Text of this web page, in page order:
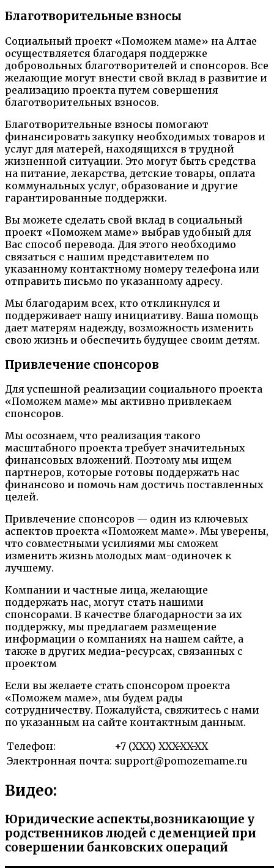
Благотворительные взносы
Социальный проект «Поможем маме» на Алтае
осуществляется благодаря поддержке
добровольных благотворителей и спонсоров. Все
желающие могут внести свой вклад в развитие и
реализацию проекта путем совершения
благотворительных взносов.
Благотворительные взносы помогают
финансировать закупку необходимых товаров и
услуг для матерей, находящихся в трудной
жизненной ситуации. Это могут быть средства
на питание, лекарства, детские товары, оплата
коммунальных услуг, образование и другие
гарантированные поддержки.
Вы можете сделать свой вклад в социальный
проект «Поможем маме» выбрав удобный для
Вас способ перевода. Для этого необходимо
связаться с нашим представителем по
указанному контактному номеру телефона или
отправить письмо по указанному адресу.
Мы благодарим всех, кто откликнулся и
поддерживает нашу инициативу. Ваша помощь
дает матерям надежду, возможность изменить
свою жизнь и обеспечить будущее своим детям.
Привлечение спонсоров
Для успешной реализации социального проекта
«Поможем маме» мы активно привлекаем
спонсоров.
Мы осознаем, что реализация такого
масштабного проекта требует значительных
финансовых вложений. Поэтому мы ищем
партнеров, которые готовы поддержать нас
финансово и помочь нам достичь поставленных
целей.
Привлечение спонсоров — один из ключевых
аспектов проекта «Поможем маме». Мы уверены,
что совместными усилиями мы сможем
изменить жизнь молодых мам-одиночек к
лучшему.
Компании и частные лица, желающие
поддержать нас, могут стать нашими
спонсорами. В качестве благодарности за их
поддержку, мы предлагаем размещение
информации о компаниях на нашем сайте, а
также в других медиа-ресурсах, связанных с
проектом
Если вы желаете стать спонсором проекта
«Поможем маме», мы будем рады
сотрудничеству. Пожалуйста, свяжитесь с нами
по указанным на сайте контактным данным.
Телефон:
+7 (XXX) XXX-XX-XX
Электронная почта: support@pomozemame.ru
Видео:
Юридические аспекты,возникающие у
родственников людей с деменцией при
совершении банковских операций